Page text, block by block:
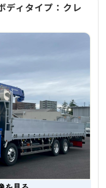
ディタイプ：クレ